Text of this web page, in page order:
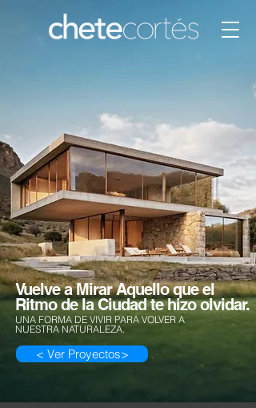
Vuelve a Mirar Aquello que el
Ritmo de la Ciudad te hizo olvidar.
UNA FORMA DE VIVIR PARA VOLVER A
NUESTRA NATURALEZA.
< Ver Proyectos>